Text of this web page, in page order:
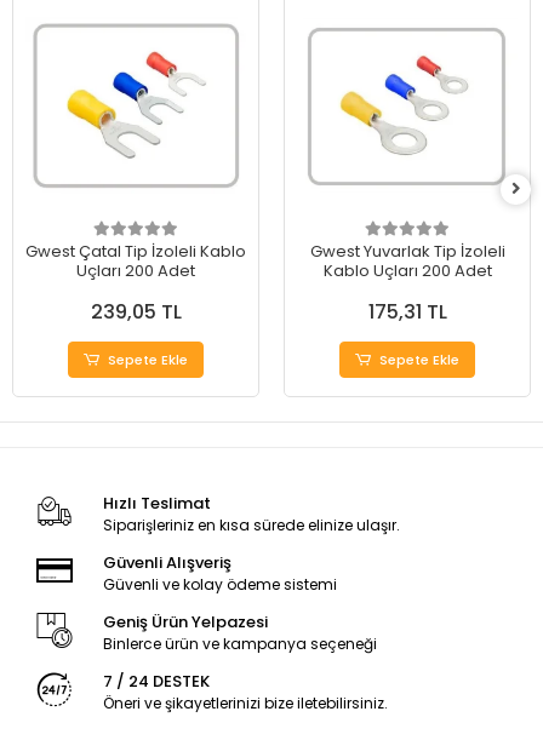
Gwest Çatal Tip İzoleli Kablo
Uçları 200 Adet
239,05 TL
Sepete Ekle
Gwest Yuvarlak Tip İzoleli
Kablo Uçları 200 Adet
175,31 TL
Sepete Ekle
Hızlı Teslimat
Siparişleriniz en kısa sürede elinize ulaşır.
Güvenli Alışveriş
Güvenli ve kolay ödeme sistemi
Geniş Ürün Yelpazesi
Binlerce ürün ve kampanya seçeneği
7 / 24 DESTEK
Öneri ve şikayetlerinizi bize iletebilirsiniz.